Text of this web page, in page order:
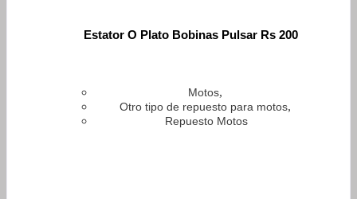
Estator O Plato Bobinas Pulsar Rs 200
Motos,
Otro tipo de repuesto para motos,
Repuesto Motos